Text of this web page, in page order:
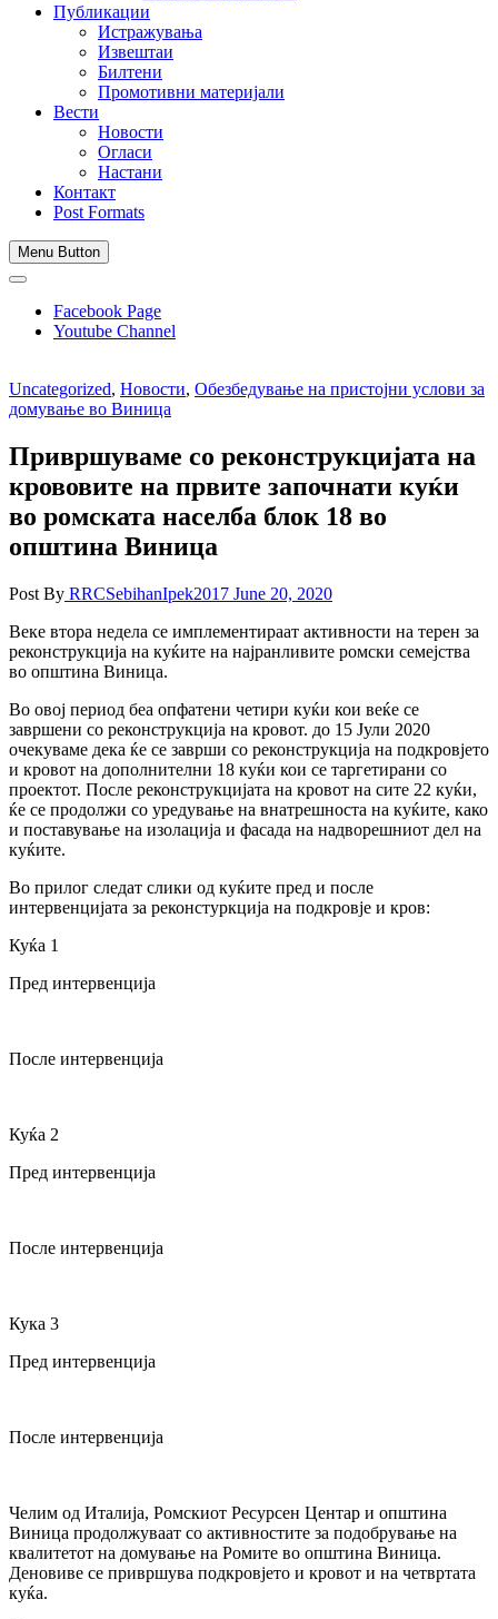
Публикации
Истражувања
Извештаи
Билтени
Промотивни материјали
Вести
Новости
Огласи
Настани
Контакт
Post Formats
Menu Button
Facebook Page
Youtube Channel
Uncategorized, Новости, Обезбедување на пристојни услови за
домување во Виница
Привршуваме со реконструкцијата на
крововите на првите започнати куќи
во ромската населба блок 18 во
општина Виница
Post By RRCSebihanIpek2017 June 20, 2020
Веке втора недела се имплементираат активности на терен за
реконструкција на куќите на најранливите ромски семејства
во општина Виница.
Во овој период беа опфатени четири куќи кои веќе се
завршени со реконструкција на кровот. до 15 Јули 2020
очекуваме дека ќе се заврши со реконструкција на подкровјето
и кровот на дополнителни 18 куќи кои се таргетирани со
проектот. После реконструкцијата на кровот на сите 22 куќи,
ќе се продолжи со уредување на внатрешноста на куќите, како
и поставување на изолација и фасада на надворешниот дел на
куќите.
Во прилог следат слики од куќите пред и после
интервенцијата за реконстуркција на подкровје и кров:
Куќа 1
Пред интервенција
После интервенција
Куќа 2
Пред интервенција
После интервенција
Кука 3
Пред интервенција
После интервенција
Челим од Италија, Ромскиот Ресурсен Центар и општина
Виница продолжуваат со активностите за подобрување на
квалитетот на домување на Ромите во општина Виница.
Деновиве се привршува подкровјето и кровот и на четвртата
куќа.